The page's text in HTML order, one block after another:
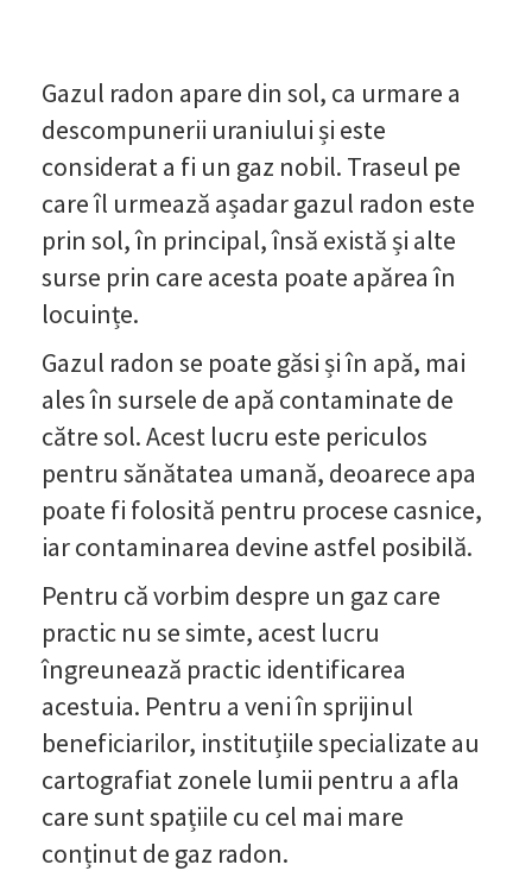
Gazul radon apare din sol, ca urmare a
descompunerii uraniului și este
considerat a fi un gaz nobil. Traseul pe
care îl urmează așadar gazul radon este
prin sol, în principal, însă există și alte
surse prin care acesta poate apărea în
locuințe.
Gazul radon se poate găsi și în apă, mai
ales în sursele de apă contaminate de
către sol. Acest lucru este periculos
pentru sănătatea umană, deoarece apa
poate fi folosită pentru procese casnice,
iar contaminarea devine astfel posibilă.
Pentru că vorbim despre un gaz care
practic nu se simte, acest lucru
îngreunează practic identificarea
acestuia. Pentru a veni în sprijinul
beneficiarilor, instituțiile specializate au
cartografiat zonele lumii pentru a afla
care sunt spațiile cu cel mai mare
conținut de gaz radon.